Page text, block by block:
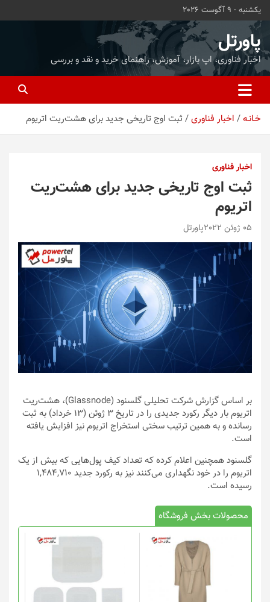
محتوا
بروید
یکشنبه - 9 آگوست 2026
پاورتل
اخبار فناوری، اپ بازار، آموزش، راهنمای خرید و نقد و بررسی
خـانـه اخبار فناوری ثبت اوج تاریخی جدید برای هشت‌ریت اتریوم
اخبار فناوری
ثبت اوج تاریخی جدید برای هشت‌ریت
اتریوم
05 ژوئن 2022 پاورتل
بر اساس گزارش شرکت تحلیلی گلسنود (Glassnode)، هشت‌ریت
اتریوم بار دیگر رکورد جدیدی را در تاریخ ۳ ژوئن (۱۳ خرداد) به ثبت
رسانده و به همین ترتیب سختی استخراج اتریوم نیز افزایش یافته
است.
گلسنود همچنین اعلام کرده که تعداد کیف پول‌‌هایی که بیش از یک
اتریوم را در خود نگهداری می‌کنند نیز به رکورد جدید ۱,۴۸۴,۷۱۰
رسیده است.
محصولات بخش فروشگاه